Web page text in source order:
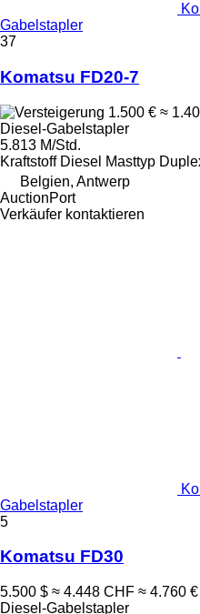
Gabelstapler
37
Komatsu FD20-7
1.500 € ≈
Diesel-Gabelstapler
5.813 M/Std.
Kraftstoff Diesel Masttyp
Belgien, Antwerp
AuctionPort
Verkäufer kontaktieren
Gabelstapler
5
Komatsu FD30
5.500 $ ≈ 4.448 CHF ≈ 4.760 €
Diesel-Gabelstapler